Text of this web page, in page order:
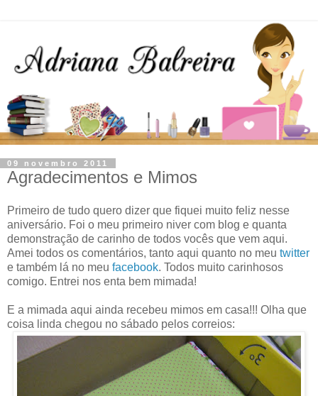
09 novembro 2011
Agradecimentos e Mimos
Primeiro de tudo quero dizer que fiquei muito feliz nesse
aniversário. Foi o meu primeiro niver com blog e quanta
demonstração de carinho de todos vocês que vem aqui.
Amei todos os comentários, tanto aqui quanto no meu twitter
e também lá no meu facebook. Todos muito carinhosos
comigo. Entrei nos enta bem mimada!
E a mimada aqui ainda recebeu mimos em casa!!! Olha que
coisa linda chegou no sábado pelos correios: